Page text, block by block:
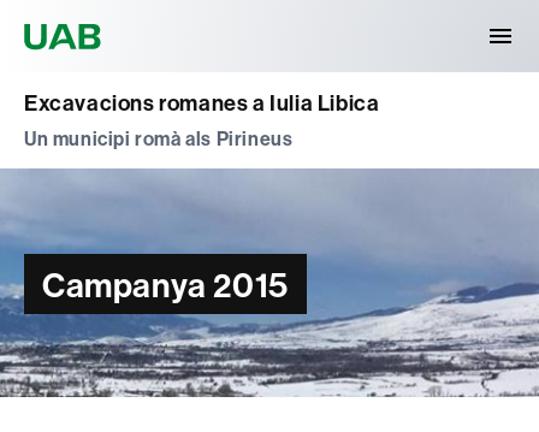
Excavacions romanes a Iulia Libica
Un municipi romà als Pirineus
Campanya 2015